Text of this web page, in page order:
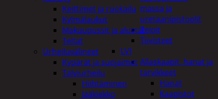
massa ja
uretaanipistoolit
Teipit
Tiivisteet
LVI
Allaskaapit, hanat ja
tarvikkeet
Hanat
Kaapistot
Keittimet ja ruokailu
Kylmälaukut
Makuupussit ja alustat
Teltat
Urheiluvälineet
Kypärät ja suojaimet
Talviurheilu
Hiihtäminen
Jääkiekko